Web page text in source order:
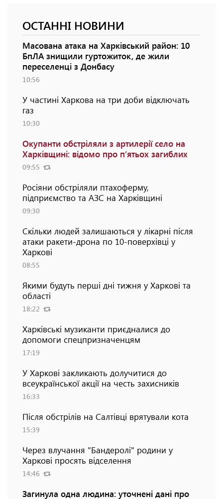
ОСТАННІ НОВИНИ
Масована атака на Харківський район: 10
БпЛА знищили гуртожиток, де жили
переселенці з Донбасу
10:56
У частині Харкова на три доби відключать
газ
10:30
Окупанти обстріляли з артилерії село на
Харківщині: відомо про п’ятьох загиблих
09:55
Росіяни обстріляли птахоферму,
підприємство та АЗС на Харківщині
09:30
Скільки людей залишаються у лікарні після
атаки ракети-дрона по 10-поверхівці у
Харкові
08:55
Якими будуть перші дні тижня у Харкові та
області
18:22
Харківські музиканти приєдналися до
допомоги спецпризначенцям
17:19
У Харкові закликають долучитися до
всеукраїнської акції на честь захисників
16:33
Після обстрілів на Салтівці врятували кота
15:39
Через влучання "Бандеролі" родини у
Харкові просять відселення
14:46
Загинула одна людина: уточнені дані про